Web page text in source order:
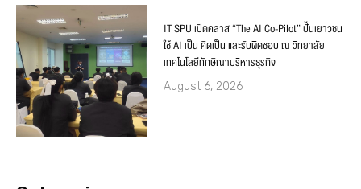
IT SPU เปิดคลาส “The AI Co-Pilot” ปั้นเยาวชน
ใช้ AI เป็น คิดเป็น และรับผิดชอบ ณ วิทยาลัย
เทคโนโลยีทักษิณาบริหารธุรกิจ
August 6, 2026